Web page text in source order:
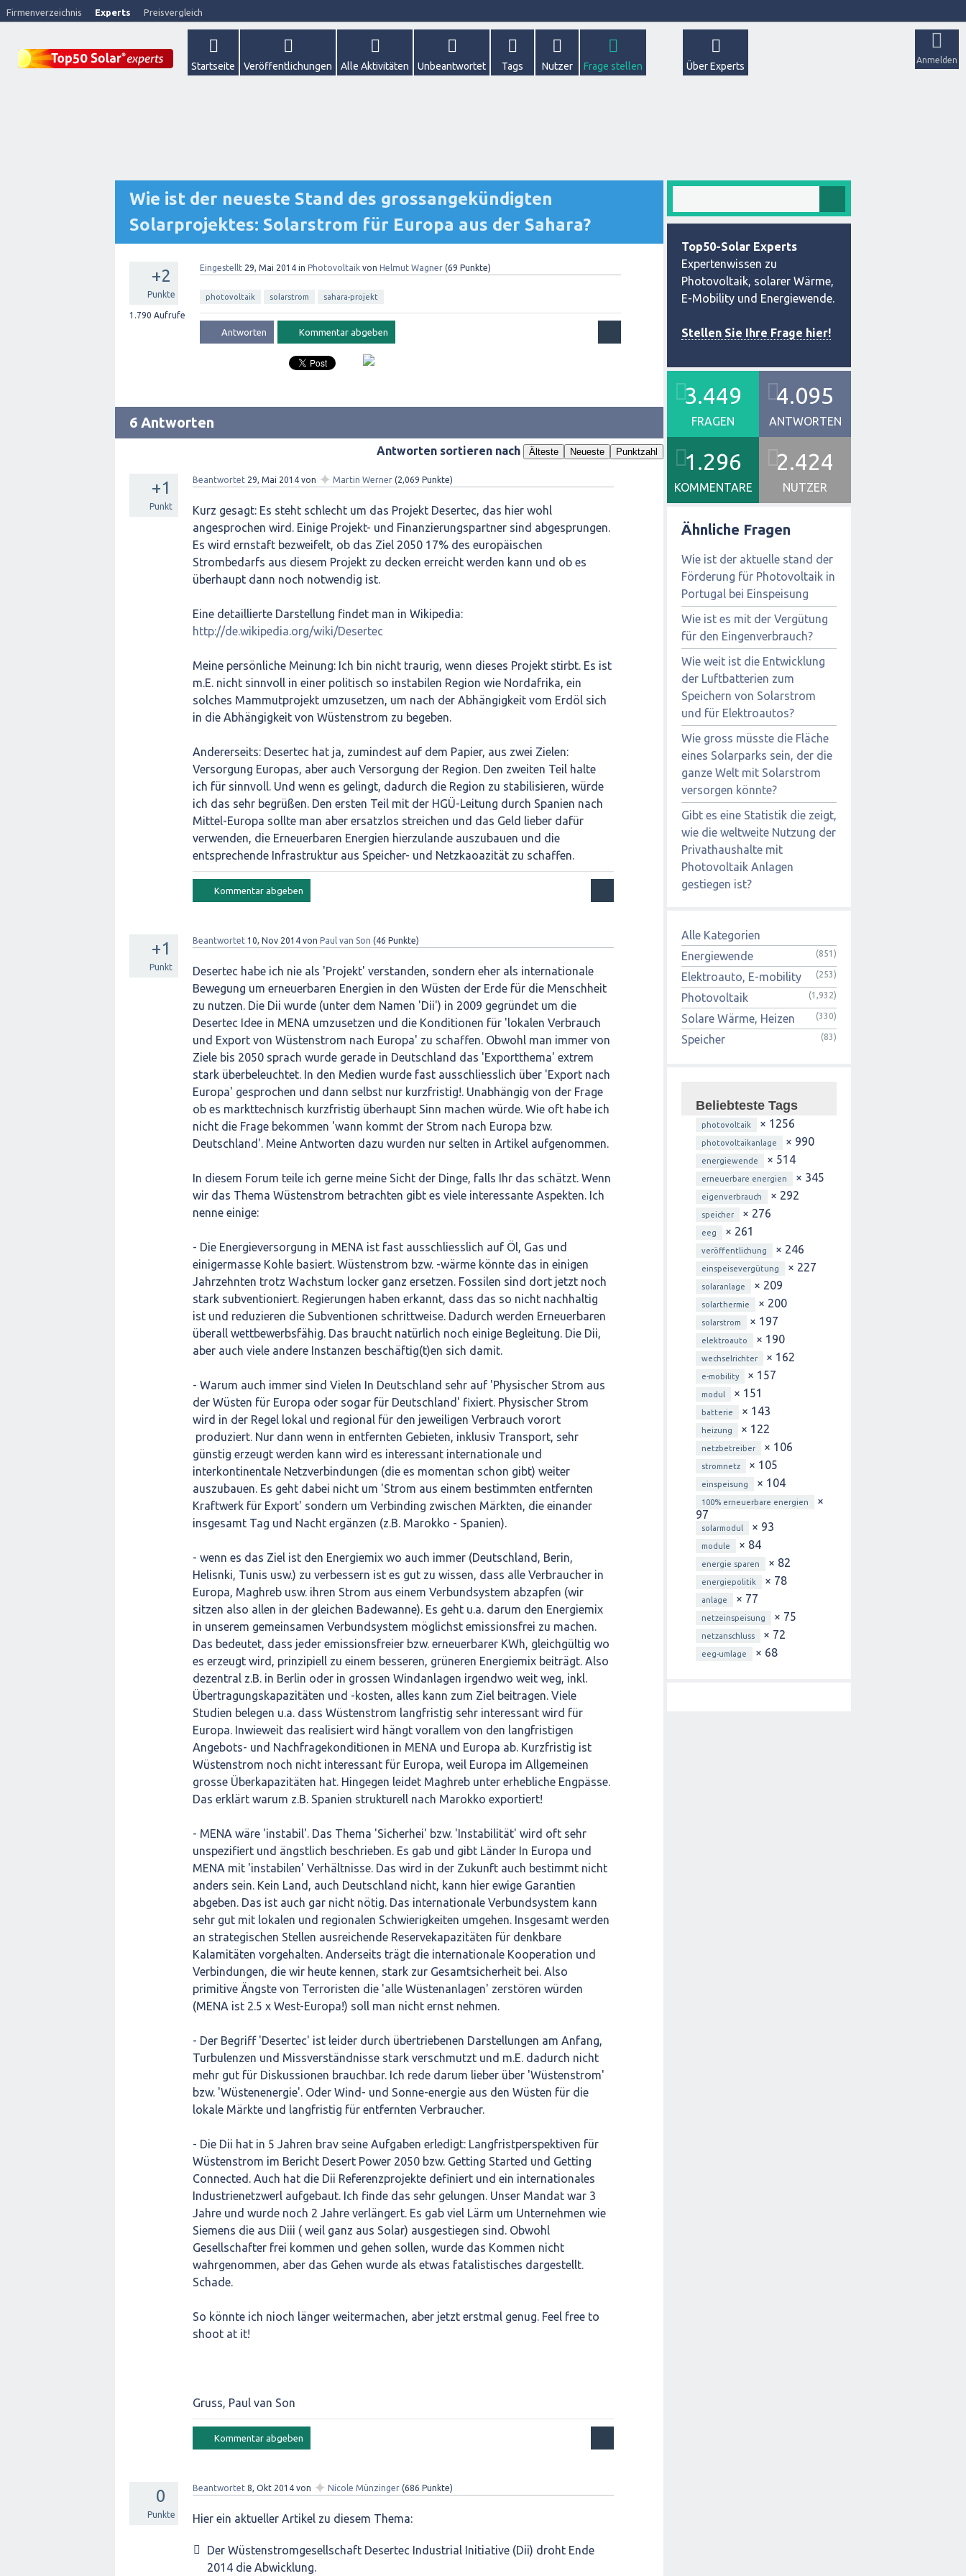
Firmenverzeichnis Experts Preisvergleich
Anmelden
Startseite Veröffentlichungen Alle Aktivitäten Unbeantwortet Tags Nutzer Frage stellen Über Experts
Wie ist der neueste Stand des grossangekündigten
Solarprojektes: Solarstrom für Europa aus der Sahara?
+2
Punkte
1.790 Aufrufe
Eingestellt 29, Mai 2014 in Photovoltaik von Helmut Wagner (69 Punkte)
photovoltaik solarstrom sahara-projekt
6 Antworten
Antworten sortieren nach Älteste Neueste Punktzahl
+1
Punkt
Beantwortet 29, Mai 2014 von ✦ Martin Werner (2,069 Punkte)
Kurz gesagt: Es steht schlecht um das Projekt Desertec, das hier wohl
angesprochen wird. Einige Projekt- und Finanzierungspartner sind abgesprungen.
Es wird ernstaft bezweifelt, ob das Ziel 2050 17% des europäischen
Strombedarfs aus diesem Projekt zu decken erreicht werden kann und ob es
überhaupt dann noch notwendig ist.
Eine detaillierte Darstellung findet man in Wikipedia:
http://de.wikipedia.org/wiki/Desertec
Meine persönliche Meinung: Ich bin nicht traurig, wenn dieses Projekt stirbt. Es ist
m.E. nicht sinnvoll in einer politisch so instabilen Region wie Nordafrika, ein
solches Mammutprojekt umzusetzen, um nach der Abhängigkeit vom Erdöl sich
in die Abhängigkeit von Wüstenstrom zu begeben.
Andererseits: Desertec hat ja, zumindest auf dem Papier, aus zwei Zielen:
Versorgung Europas, aber auch Versorgung der Region. Den zweiten Teil halte
ich für sinnvoll. Und wenn es gelingt, dadurch die Region zu stabilisieren, würde
ich das sehr begrüßen. Den ersten Teil mit der HGÜ-Leitung durch Spanien nach
Mittel-Europa sollte man aber ersatzlos streichen und das Geld lieber dafür
verwenden, die Erneuerbaren Energien hierzulande auszubauen und die
entsprechende Infrastruktur aus Speicher- und Netzkaoazität zu schaffen.
+1
Punkt
Beantwortet 10, Nov 2014 von Paul van Son (46 Punkte)
Desertec habe ich nie als 'Projekt' verstanden, sondern eher als internationale
Bewegung um erneuerbaren Energien in den Wüsten der Erde für die Menschheit
zu nutzen. Die Dii wurde (unter dem Namen 'Dii') in 2009 gegründet um die
Desertec Idee in MENA umzusetzen und die Konditionen für 'lokalen Verbrauch
und Export von Wüstenstrom nach Europa' zu schaffen. Obwohl man immer von
Ziele bis 2050 sprach wurde gerade in Deutschland das 'Exportthema' extrem
stark überbeleuchtet. In den Medien wurde fast ausschliesslich über 'Export nach
Europa' gesprochen und dann selbst nur kurzfristig!. Unabhängig von der Frage
ob es markttechnisch kurzfristig überhaupt Sinn machen würde. Wie oft habe ich
nicht die Frage bekommen 'wann kommt der Strom nach Europa bzw.
Deutschland'. Meine Antworten dazu wurden nur selten in Artikel aufgenommen.
In diesem Forum teile ich gerne meine Sicht der Dinge, falls Ihr das schätzt. Wenn
wir das Thema Wüstenstrom betrachten gibt es viele interessante Aspekten. Ich
nenne einige:
- Die Energieversorgung in MENA ist fast ausschliesslich auf Öl, Gas und
einigermasse Kohle basiert. Wüstenstrom bzw. -wärme könnte das in einigen
Jahrzehnten trotz Wachstum locker ganz ersetzen. Fossilen sind dort jetzt noch
stark subventioniert. Regierungen haben erkannt, dass das so nicht nachhaltig
ist und reduzieren die Subventionen schrittweise. Dadurch werden Erneuerbaren
überall wettbewerbsfähig. Das braucht natürlich noch einige Begleitung. Die Dii,
aber auch viele andere Instanzen beschäftig(t)en sich damit.
- Warum auch immer sind Vielen In Deutschland sehr auf 'Physischer Strom aus
der Wüsten für Europa oder sogar für Deutschland' fixiert. Physischer Strom
wird in der Regel lokal und regional für den jeweiligen Verbrauch vorort
produziert. Nur dann wenn in entfernten Gebieten, inklusiv Transport, sehr
günstig erzeugt werden kann wird es interessant internationale und
interkontinentale Netzverbindungen (die es momentan schon gibt) weiter
auszubauen. Es geht dabei nicht um 'Strom aus einem bestimmten entfernten
Kraftwerk für Export' sondern um Verbinding zwischen Märkten, die einander
insgesamt Tag und Nacht ergänzen (z.B. Marokko - Spanien).
- wenn es das Ziel ist den Energiemix wo auch immer (Deutschland, Berin,
Helisnki, Tunis usw.) zu verbessern ist es gut zu wissen, dass alle Verbraucher in
Europa, Maghreb usw. ihren Strom aus einem Verbundsystem abzapfen (wir
sitzen also allen in der gleichen Badewanne). Es geht u.a. darum den Energiemix
in unserem gemeinsamen Verbundsystem möglichst emissionsfrei zu machen.
Das bedeutet, dass jeder emissionsfreier bzw. erneuerbarer KWh, gleichgültig wo
es erzeugt wird, prinzipiell zu einem besseren, grüneren Energiemix beiträgt. Also
dezentral z.B. in Berlin oder in grossen Windanlagen irgendwo weit weg, inkl.
Übertragungskapazitäten und -kosten, alles kann zum Ziel beitragen. Viele
Studien belegen u.a. dass Wüstenstrom langfristig sehr interessant wird für
Europa. Inwieweit das realisiert wird hängt vorallem von den langfristigen
Angebots- und Nachfragekonditionen in MENA und Europa ab. Kurzfristig ist
Wüstenstrom noch nicht interessant für Europa, weil Europa im Allgemeinen
grosse Überkapazitäten hat. Hingegen leidet Maghreb unter erhebliche Engpässe.
Das erklärt warum z.B. Spanien strukturell nach Marokko exportiert!
- MENA wäre 'instabil'. Das Thema 'Sicherhei' bzw. 'Instabilität' wird oft sehr
unspezifiert und ängstlich beschrieben. Es gab und gibt Länder In Europa und
MENA mit 'instabilen' Verhältnisse. Das wird in der Zukunft auch bestimmt nicht
anders sein. Kein Land, auch Deutschland nicht, kann hier ewige Garantien
abgeben. Das ist auch gar nicht nötig. Das internationale Verbundsystem kann
sehr gut mit lokalen und regionalen Schwierigkeiten umgehen. Insgesamt werden
an strategischen Stellen ausreichende Reservekapazitäten für denkbare
Kalamitäten vorgehalten. Anderseits trägt die internationale Kooperation und
Verbindungen, die wir heute kennen, stark zur Gesamtsicherheit bei. Also
primitive Ängste von Terroristen die 'alle Wüstenanlagen' zerstören würden
(MENA ist 2.5 x West-Europa!) soll man nicht ernst nehmen.
- Der Begriff 'Desertec' ist leider durch übertriebenen Darstellungen am Anfang,
Turbulenzen und Missverständnisse stark verschmutzt und m.E. dadurch nicht
mehr gut für Diskussionen brauchbar. Ich rede darum lieber über 'Wüstenstrom'
bzw. 'Wüstenenergie'. Oder Wind- und Sonne-energie aus den Wüsten für die
lokale Märkte und langfristig für entfernten Verbraucher.
- Die Dii hat in 5 Jahren brav seine Aufgaben erledigt: Langfristperspektiven für
Wüstenstrom im Bericht Desert Power 2050 bzw. Getting Started und Getting
Connected. Auch hat die Dii Referenzprojekte definiert und ein internationales
Industrienetzwerl aufgebaut. Ich finde das sehr gelungen. Unser Mandat war 3
Jahre und wurde noch 2 Jahre verlängert. Es gab viel Lärm um Unternehmen wie
Siemens die aus Diii ( weil ganz aus Solar) ausgestiegen sind. Obwohl
Gesellschafter frei kommen und gehen sollen, wurde das Kommen nicht
wahrgenommen, aber das Gehen wurde als etwas fatalistisches dargestellt.
Schade.
So könnte ich nioch länger weitermachen, aber jetzt erstmal genug. Feel free to
shoot at it!
Gruss, Paul van Son
0
Punkte
Beantwortet 8, Okt 2014 von ✦ Nicole Münzinger (686 Punkte)
Hier ein aktueller Artikel zu diesem Thema:
Der Wüstenstromgesellschaft Desertec Industrial Initiative (Dii) droht Ende
2014 die Abwicklung.
Top50-Solar Experts
Expertenwissen zu
Photovoltaik, solarer Wärme,
E-Mobility und Energiewende.
Stellen Sie Ihre Frage hier!
3.449
FRAGEN
4.095
ANTWORTEN
1.296
KOMMENTARE
2.424
NUTZER
Ähnliche Fragen
Wie ist der aktuelle stand der
Förderung für Photovoltaik in
Portugal bei Einspeisung
Wie ist es mit der Vergütung
für den Eingenverbrauch?
Wie weit ist die Entwicklung
der Luftbatterien zum
Speichern von Solarstrom
und für Elektroautos?
Wie gross müsste die Fläche
eines Solarparks sein, der die
ganze Welt mit Solarstrom
versorgen könnte?
Gibt es eine Statistik die zeigt,
wie die weltweite Nutzung der
Privathaushalte mit
Photovoltaik Anlagen
gestiegen ist?
Alle Kategorien
Energiewende
(851)
Elektroauto, E-mobility (253)
Photovoltaik (1,932)
Solare Wärme, Heizen (330)
Speicher (83)
Beliebteste Tags
photovoltaik × 1256
photovoltaikanlage × 990
energiewende × 514
erneuerbare energien × 345
eigenverbrauch × 292
speicher × 276
eeg × 261
veröffentlichung × 246
einspeisevergütung × 227
solaranlage × 209
solarthermie × 200
solarstrom × 197
elektroauto × 190
wechselrichter × 162
e-mobility × 157
modul × 151
batterie × 143
heizung × 122
netzbetreiber × 106
stromnetz × 105
einspeisung × 104
100% erneuerbare energien
×
97
solarmodul × 93
module × 84
energie sparen × 82
energiepolitik × 78
anlage × 77
netzeinspeisung × 75
netzanschluss × 72
eeg-umlage × 68